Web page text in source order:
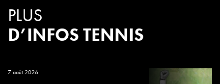
PLUS
D’INFOS TENNIS
7 août 2026